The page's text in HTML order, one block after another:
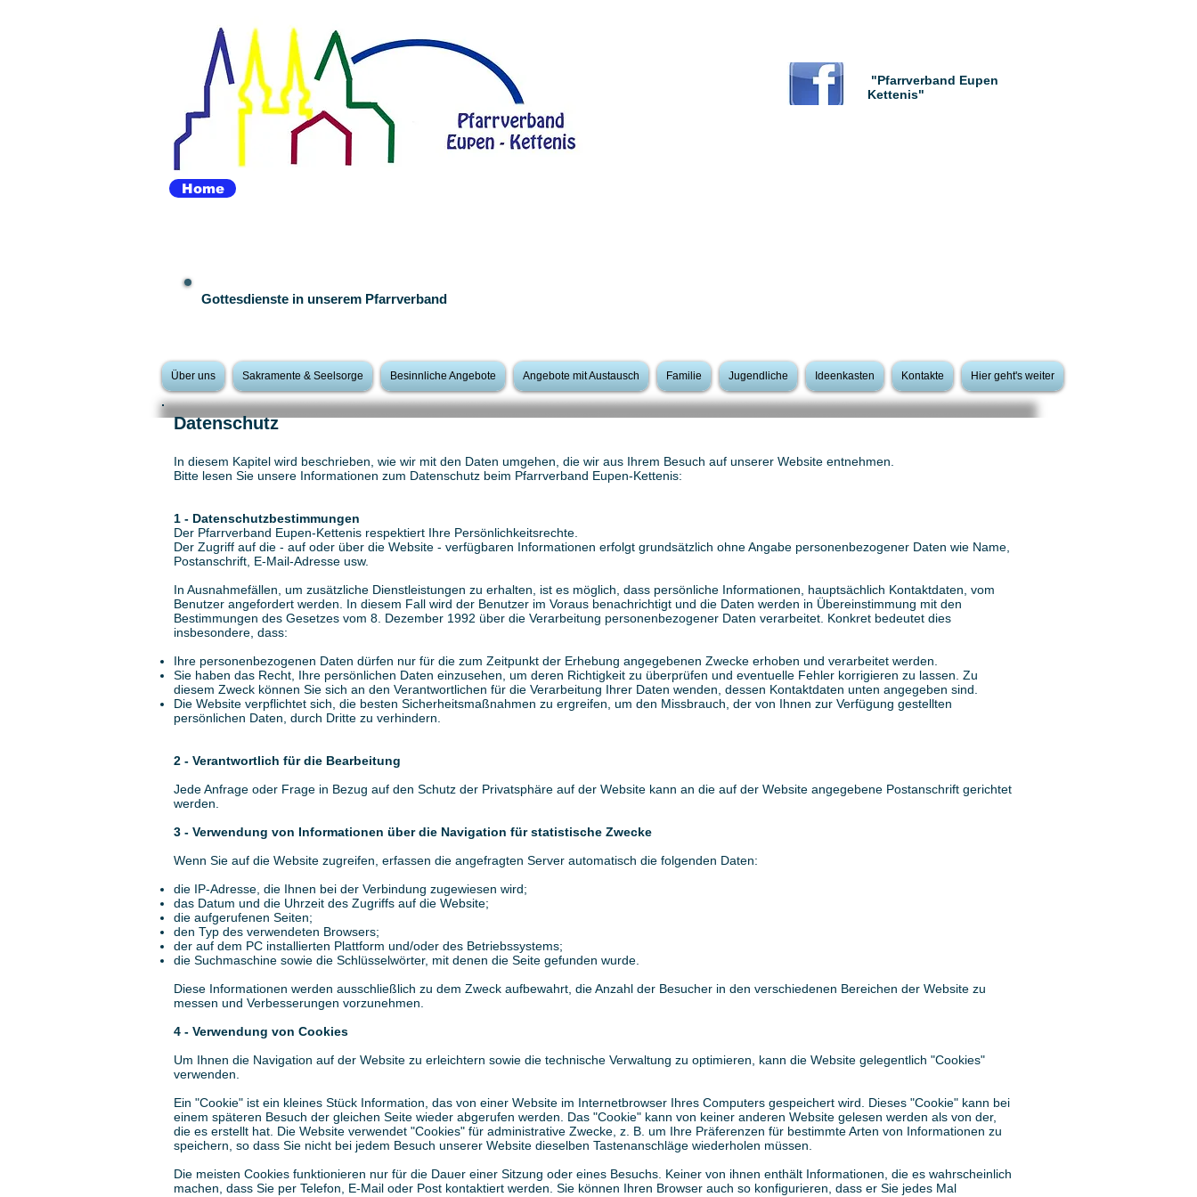
"Pfarrverband Eupen
Kettenis"
Home
Gottesdienste in unserem Pfarrverband
Über uns Sakramente & Seelsorge Besinnliche Angebote Angebote mit Austausch Familie Jugendliche Ideenkasten Kontakte Hier geht's weiter
Datenschutz
In diesem Kapitel wird beschrieben, wie wir mit den Daten umgehen, die wir aus Ihrem Besuch auf unserer Website entnehmen.
Bitte lesen Sie unsere Informationen zum Datenschutz beim Pfarrverband Eupen-Kettenis:
1 - Datenschutzbestimmungen
Der Pfarrverband Eupen-Kettenis respektiert Ihre Persönlichkeitsrechte.
Der Zugriff auf die - auf oder über die Website - verfügbaren Informationen erfolgt grundsätzlich ohne Angabe personenbezogener Daten wie Name,
Postanschrift, E-Mail-Adresse usw.
In Ausnahmefällen, um zusätzliche Dienstleistungen zu erhalten, ist es möglich, dass persönliche Informationen, hauptsächlich Kontaktdaten, vom
Benutzer angefordert werden. In diesem Fall wird der Benutzer im Voraus benachrichtigt und die Daten werden in Übereinstimmung mit den
Bestimmungen des Gesetzes vom 8. Dezember 1992 über die Verarbeitung personenbezogener Daten verarbeitet. Konkret bedeutet dies
insbesondere, dass:
Ihre personenbezogenen Daten dürfen nur für die zum Zeitpunkt der Erhebung angegebenen Zwecke erhoben und verarbeitet werden.
Sie haben das Recht, Ihre persönlichen Daten einzusehen, um deren Richtigkeit zu überprüfen und eventuelle Fehler korrigieren zu lassen. Zu
diesem Zweck können Sie sich an den Verantwortlichen für die Verarbeitung Ihrer Daten wenden, dessen Kontaktdaten unten angegeben sind.
Die Website verpflichtet sich, die besten Sicherheitsmaßnahmen zu ergreifen, um den Missbrauch, der von Ihnen zur Verfügung gestellten
persönlichen Daten, durch Dritte zu verhindern.
2 - Verantwortlich für die Bearbeitung
Jede Anfrage oder Frage in Bezug auf den Schutz der Privatsphäre auf der Website kann an die auf der Website angegebene Postanschrift gerichtet
werden.
3 - Verwendung von Informationen über die Navigation für statistische Zwecke
Wenn Sie auf die Website zugreifen, erfassen die angefragten Server automatisch die folgenden Daten:
die IP-Adresse, die Ihnen bei der Verbindung zugewiesen wird;
das Datum und die Uhrzeit des Zugriffs auf die Website;
die aufgerufenen Seiten;
den Typ des verwendeten Browsers;
der auf dem PC installierten Plattform und/oder des Betriebssystems;
die Suchmaschine sowie die Schlüsselwörter, mit denen die Seite gefunden wurde.
Diese Informationen werden ausschließlich zu dem Zweck aufbewahrt, die Anzahl der Besucher in den verschiedenen Bereichen der Website zu
messen und Verbesserungen vorzunehmen.
4 - Verwendung von Cookies
Um Ihnen die Navigation auf der Website zu erleichtern sowie die technische Verwaltung zu optimieren, kann die Website gelegentlich "Cookies"
verwenden.
Ein "Cookie" ist ein kleines Stück Information, das von einer Website im Internetbrowser Ihres Computers gespeichert wird. Dieses "Cookie" kann bei
einem späteren Besuch der gleichen Seite wieder abgerufen werden. Das "Cookie" kann von keiner anderen Website gelesen werden als von der,
die es erstellt hat. Die Website verwendet "Cookies" für administrative Zwecke, z. B. um Ihre Präferenzen für bestimmte Arten von Informationen zu
speichern, so dass Sie nicht bei jedem Besuch unserer Website dieselben Tastenanschläge wiederholen müssen.
Die meisten Cookies funktionieren nur für die Dauer einer Sitzung oder eines Besuchs. Keiner von ihnen enthält Informationen, die es wahrscheinlich
machen, dass Sie per Telefon, E-Mail oder Post kontaktiert werden. Sie können Ihren Browser auch so konfigurieren, dass er Sie jedes Mal